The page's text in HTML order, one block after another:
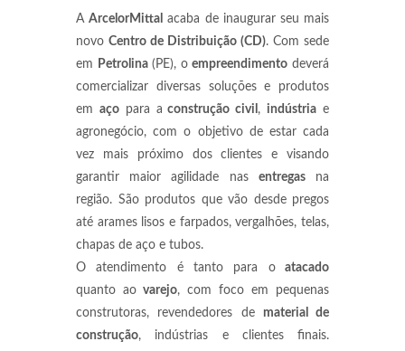
AArcelorMittal acaba de inaugurar seu mais
novo Centro de Distribuição (CD). Com sede
em
Petrolina(PE), oempreendimento deverá
comercializar diversas soluções e produtos
em açopara a construção civil , indústria e
agronegócio, com o objetivo de estar cada
vez mais próximo dos clientes e visando
garantir maior agilidade nas entregasna
região. São produtos que vão desde pregos
até arames lisos e farpados, vergalhões, telas,
chapas de aço e tubos.
O atendimento é tanto para oatacado
quanto ao varejo, com foco em pequenas
construtoras, revendedores de material de
construção, indústrias e clientes finais.